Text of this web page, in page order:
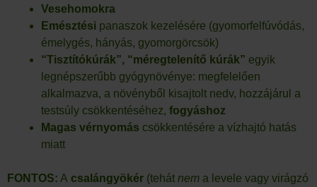
Vesehomokra
Emésztési panaszok kezelésére (gyomorfelfúvódás,
émelygés, hányás, gyomorgörcsök)
“Tisztítókúrák”, “méregtelenítő kúrák” egyik
legnépszerűbb gyógynövénye: megfelelően
alkalmazva, a növényből kisajtolt nedv, hozzájárul a
testsúly csökkentéséhez, fogyáshoz
Magas vérnyomás csökkentésére a vízhajtó hatás
miatt
FONTOS: A csalángyökér (tehát nem a levele vagy virágzó